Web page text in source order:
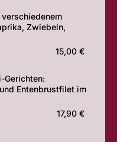
Zwiebeln,
15,00 €
Gerichten:
Entenbrustfilet im
17,90 €